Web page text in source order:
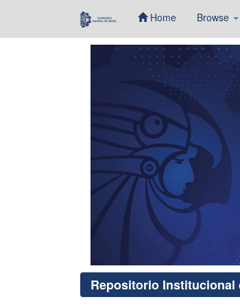
Home Browse
Repositorio Institucional